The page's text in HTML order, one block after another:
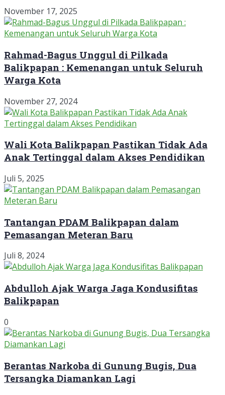
November 17, 2025
Rahmad-Bagus Unggul di Pilkada
Balikpapan : Kemenangan untuk Seluruh
Warga Kota
November 27, 2024
Wali Kota Balikpapan Pastikan Tidak Ada
Anak Tertinggal dalam Akses Pendidikan
Juli 5, 2025
Tantangan PDAM Balikpapan dalam
Pemasangan Meteran Baru
Juli 8, 2024
Abdulloh Ajak Warga Jaga Kondusifitas
Balikpapan
0
Berantas Narkoba di Gunung Bugis, Dua
Tersangka Diamankan Lagi